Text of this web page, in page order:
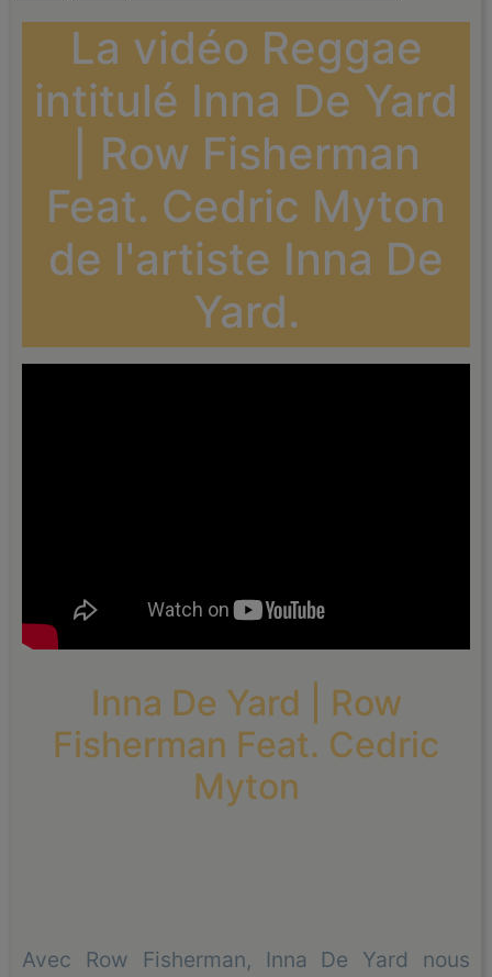
La vidéo Reggae
intitulé Inna De Yard
| Row Fisherman
Feat. Cedric Myton
de l'artiste Inna De
Yard.
Inna De Yard | Row
Fisherman Feat. Cedric
Myton
Avec Row Fisherman, Inna De Yard nous